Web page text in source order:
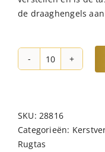
de draaghengels
NORLÄNDER
Zwart
hoeveelheid
SKU:28816
Categorieën:
Rugtas